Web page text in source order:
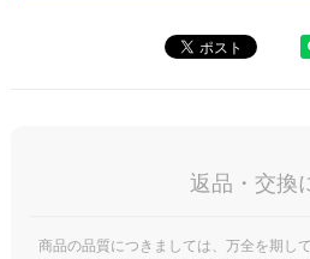
返品・交換
商品の品質につきましては、万全を期し